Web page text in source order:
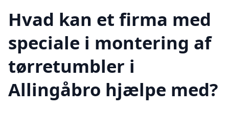
Hvad kan et firma med
speciale i montering af
tørretumbler i
Allingåbro hjælpe med?